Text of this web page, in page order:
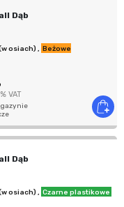
Dąb
osiach) , Beżowe
VAT
Dąb
osiach) , Czarne plastikowe